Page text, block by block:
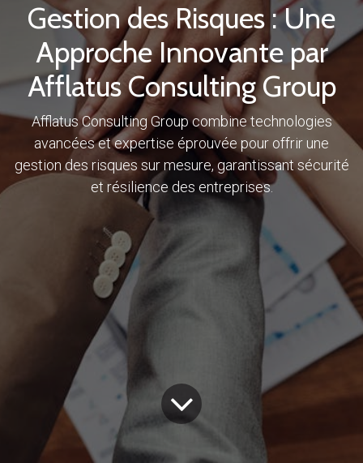
Gestion des Risques : Une
Approche Innovante par
Afflatus Consulting Group
Afflatus Consulting Group combine technologies
avancées et expertise éprouvée pour offrir une
gestion des risques sur mesure, garantissant sécurité
et résilience des entreprises.